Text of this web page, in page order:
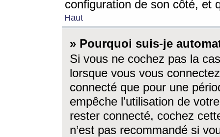
configuration de son côté, et
Haut
» Pourquoi suis-je
Si vous ne cochez pas la
lorsque vous vous
connecté que pour une
empêche l’utilisation de
rester connecté, cochez
n’est pas recommandé si